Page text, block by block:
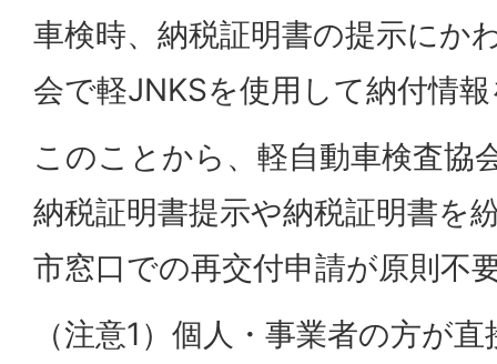
車検時、納税証明書の提示にか
会で軽JNKSを使用して納付情
このことから、軽自動車検査協
納税証明書提示や納税証明書を
市窓口での再交付申請が原則不
（注意1）個人・事業者の方が